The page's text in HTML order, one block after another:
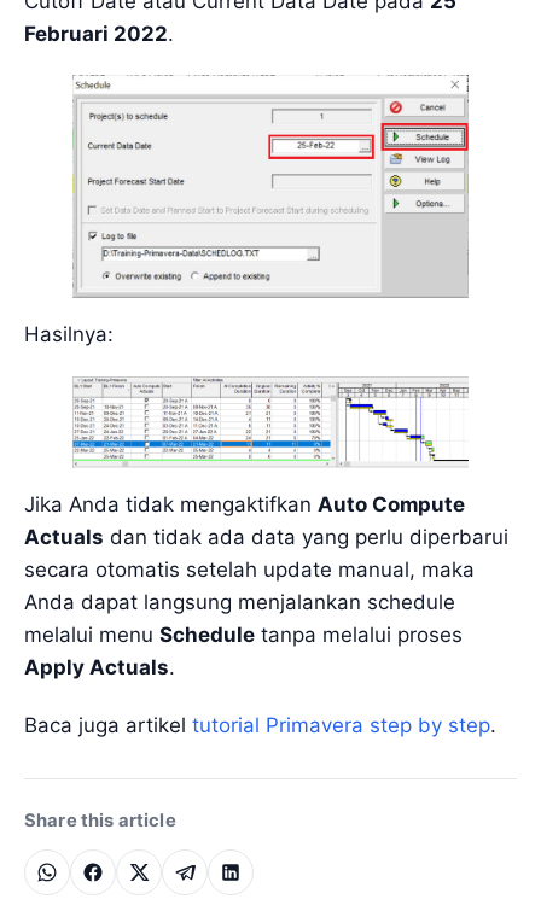
Februari 2022.
Hasilnya:
Jika Anda tidak mengaktifkan Auto Compute
Actuals dan tidak ada data yang perlu diperbarui
secara otomatis setelah update manual, maka
Anda dapat langsung menjalankan schedule
melalui menu Schedule tanpa melalui proses
Apply Actuals.
Baca juga artikel tutorial Primavera step by step.
Share this article